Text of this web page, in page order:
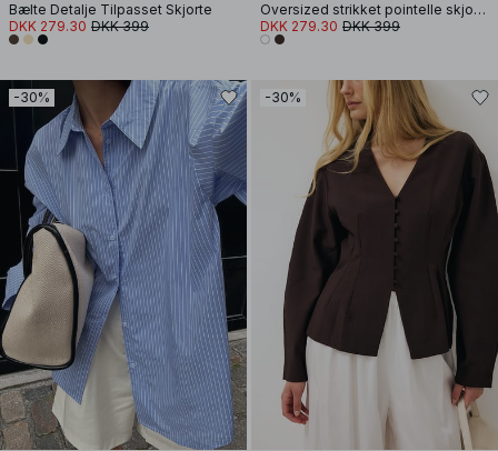
Bælte Detalje Tilpasset Skjorte
DKK 279.30 DKK 399
Oversized strikket pointelle skjorte
DKK 279.30 DKK 399
-30% -30%